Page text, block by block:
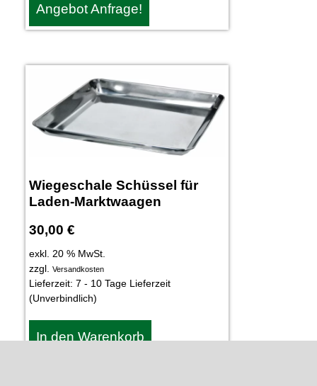
Angebot Anfrage!
Wiegeschale Schüssel für
Laden-Marktwaagen
30,00 €
exkl. 20 % MwSt.
zzgl. Versandkosten
Lieferzeit: 7 - 10 Tage Lieferzeit
(Unverbindlich)
In den Warenkorb